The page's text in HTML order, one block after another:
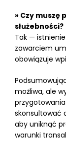
» Czy
służebności?
Tak —
zawarciem
obowiązuje
możliwa, ale
skonsultować
aby uniknąć
warunki